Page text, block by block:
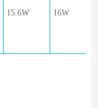
15.6W 16W